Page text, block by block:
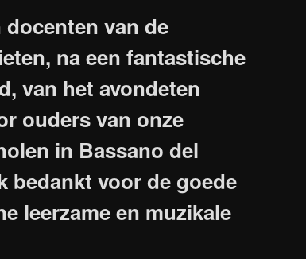
van de
na een fantastische
van het avondeten
ouders van onze
in Bassano del
bedankt voor de goede
leerzame en muzikale